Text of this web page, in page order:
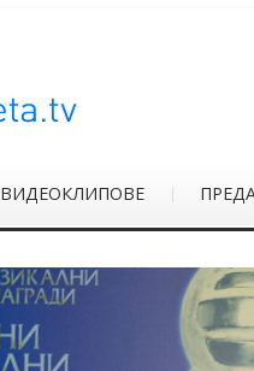
ВИДЕОКЛИПОВЕ